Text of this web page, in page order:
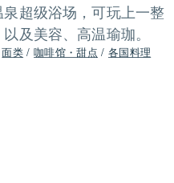
超级浴场，可玩上一整
及美容、高温瑜珈。
面类 /咖啡馆・甜点 / 各国料理